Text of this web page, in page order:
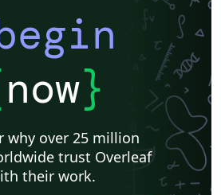
now}
why over 25 million
trust Overleaf
their work.